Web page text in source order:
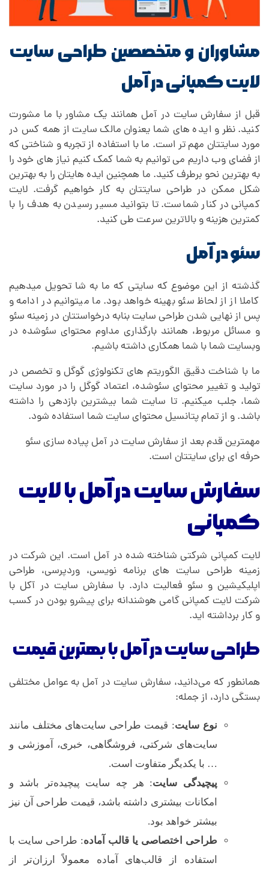
مشاوران و متخصصین طراحی سایت
لایت کمپانی در آمل
قبل از سفارش سایت در آمل همانند یک مشاور با ما مشورت
کنید. نظر و ایده های شما یعنوان مالک سایت از همه کس در
مورد سایتتان مهم تر است. ما با استفاده از تجربه و شناختی که
از فضای وب داریم می توانیم به شما کمک کنیم نیاز های خود را
به بهترین نحو برطرف کنید. ما همچنین ایده هایتان را به بهترین
شکل ممکن در طراحی سایتتان به کار خواهیم گرفت. لایت
کمپانی در کنار شماست. تا بتوانید مسیر رسیدن به هدف را با
کمترین هزینه و بالاترین سرعت طی کنید.
سئو در آمل
گذشته از این موضوع که سایتی که ما به شا تحویل میدهیم
کاملا از از لحاظ سئو بهینه خواهد بود. ما میتوانیم در ادامه و
پس از نهایی شدن طراحی سایت بنابه درخواستتان در زمینه سئو
و مسائل مربوط، همانند بارگذاری مداوم محتوای سئو‌شده در
وبسایت شما با شما همکاری داشته باشیم.
ما با شناخت دقیق الگوریتم های تکنولوژی گوگل و تخصص در
تولید و تغییر محتوای سئو‌شده، اعتماد گوگل را در مورد سایت
شما، جلب میکنیم. تا سایت شما بیشترین بازدهی را داشته
باشد. و از تمام پتانسیل محتوای سایت شما استفاده شود.
مهمترین قدم بعد از سفارش سایت در آمل پیاده سازی سئو
حرفه ای برای سایتتان است.
سفارش سایت در آمل با لایت
کمپانی
لایت کمپانی شرکتی شناخته شده در آمل است. این شرکت در
زمینه طراحی سایت های برنامه نویسی، وردپرسی، طراحی
اپلیکیشین و سئو فعالیت دارد. با سفارش سایت در آکل با
شرکت لایت کمپانی گامی هوشندانه برای پیشرو بودن در کسب
و کار برداشته اید.
طراحی سایت در آمل با بهترین قیمت
همانطور که می‌دانید، سفارش سایت در آمل به عوامل مختلفی
بستگی دارد، از جمله:
نوع سایت: قیمت طراحی سایت‌های مختلف مانند
سایت‌های شرکتی، فروشگاهی، خبری، آموزشی و
… با یکدیگر متفاوت است.
پیچیدگی سایت: هر چه سایت پیچیده‌تر باشد و
امکانات بیشتری داشته باشد، قیمت طراحی آن نیز
بیشتر خواهد بود.
طراحی اختصاصی یا قالب آماده: طراحی سایت با
استفاده از قالب‌های آماده معمولاً ارزان‌تر از